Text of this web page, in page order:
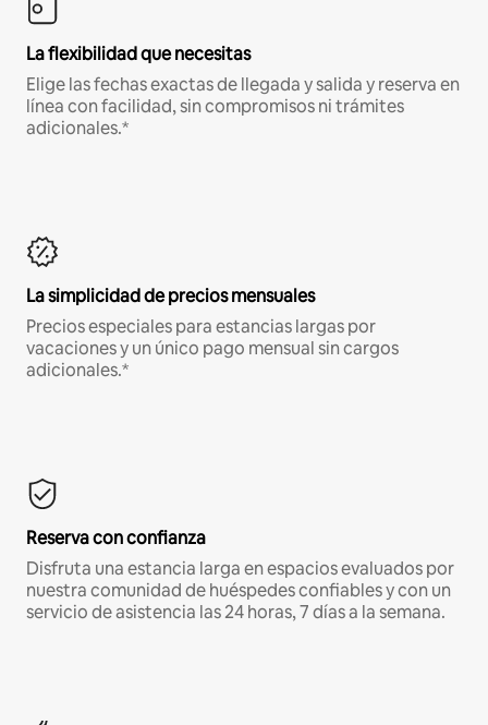
La flexibilidad que necesitas
Elige las fechas exactas de llegada y salida y reserva en
línea con facilidad, sin compromisos ni trámites
adicionales.*
La simplicidad de precios mensuales
Precios especiales para estancias largas por
vacaciones y un único pago mensual sin cargos
adicionales.*
Reserva con confianza
Disfruta una estancia larga en espacios evaluados por
nuestra comunidad de huéspedes confiables y con un
servicio de asistencia las 24 horas, 7 días a la semana.